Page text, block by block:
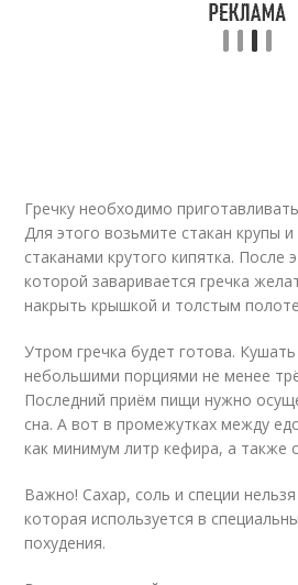
Гречку необходимо
Для этого возьмите стакан крупы
стаканами крутого кипятка. После
которой заваривается гречка
накрыть крышкой и толстым
Утром гречка будет готова.
небольшими порциями не менее
Последний приём пищи нужно
сна. А вот в промежутках между
как минимум литр кефира, а также
Важно! Сахар, соль и специи
которая используется в
похудения.